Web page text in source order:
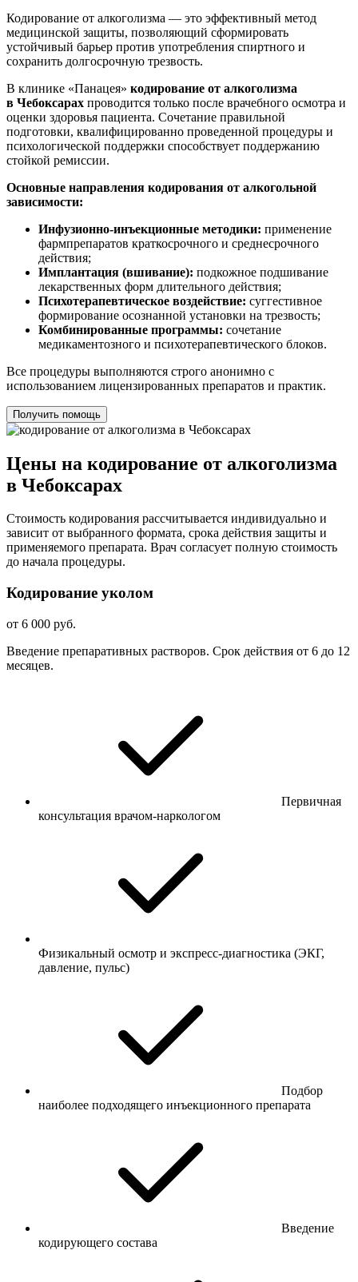
Кодирование от алкоголизма — это эффективный метод
медицинской защиты, позволяющий сформировать
устойчивый барьер против употребления спиртного и
сохранить долгосрочную трезвость.
В клинике «Панацея» кодирование от алкоголизма
в Чебоксарах проводится только после врачебного осмотра и
оценки здоровья пациента. Сочетание правильной
подготовки, квалифицированно проведенной процедуры и
психологической поддержки способствует поддержанию
стойкой ремиссии.
Основные направления кодирования от алкогольной
зависимости:
Инфузионно-инъекционные методики: применение
фармпрепаратов краткосрочного и среднесрочного
действия;
Имплантация (вшивание): подкожное подшивание
лекарственных форм длительного действия;
Психотерапевтическое воздействие: суггестивное
формирование осознанной установки на трезвость;
Комбинированные программы: сочетание
медикаментозного и психотерапевтического блоков.
Все процедуры выполняются строго анонимно с
использованием лицензированных препаратов и практик.
Получить помощь
Цены на кодирование от алкоголизма
в Чебоксарах
Стоимость кодирования рассчитывается индивидуально и
зависит от выбранного формата, срока действия защиты и
применяемого препарата. Врач согласует полную стоимость
до начала процедуры.
Кодирование уколом
от 6 000 руб.
Введение препаративных растворов. Срок действия от 6 до 12
месяцев.
Первичная
консультация врачом-наркологом
Физикальный осмотр и экспресс-диагностика (ЭКГ,
давление, пульс)
Подбор
наиболее подходящего инъекционного препарата
Введение
кодирующего состава